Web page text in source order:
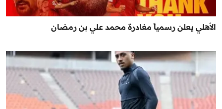
الأهلي يعلن رسمياً مغادرة محمد علي بن رمضان